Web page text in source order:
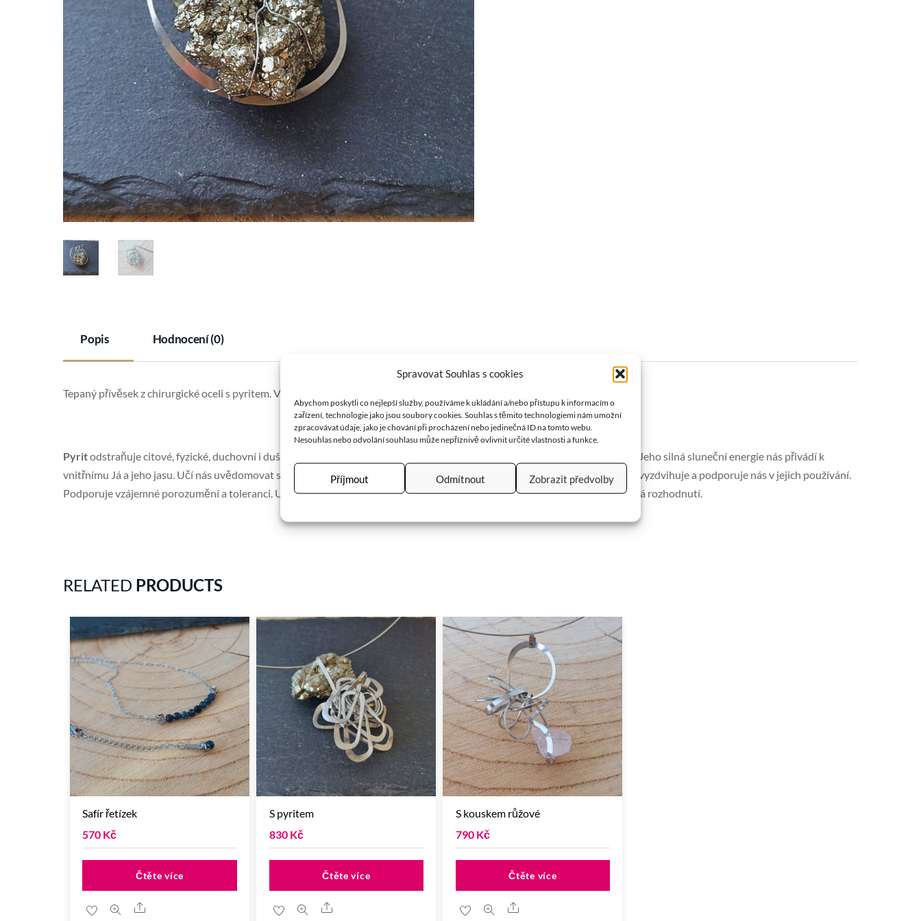
Spravovat Souhlas s cookies
Abychom poskytli co nejlepší služby, používáme k ukládání a/nebo přístupu k informacím o
zařízení, technologie jako jsou soubory cookies. Souhlas s těmito technologiemi nám umožní
zpracovávat údaje, jako je chování při procházení nebo jedinečná ID na tomto webu.
Nesouhlas nebo odvolání souhlasu může nepříznivě ovlivnit určité vlastnosti a funkce.
Příjmout Odmítnout Zobrazit předvolby
Popis Hodnocení (0)
Tepaný přívěsek z chirurgické oceli s pyritem. Velikost přívěsku je cca 5×4 cm. Ocelová obruč je součástí.
Pyritodstraňuje citové, fyzické, duchovní i duševní blokády. Působí jako terapeut, který nám vždy ukáže tu světlou stránku. Jeho silná sluneční energie nás přivádí k
vnitřnímu Já a jeho jasu. Učí nás uvědomovat si i stinné stránky našeho charakteru a integrovat je. Ty dobré stránky naopak vyzdvihuje a podporuje nás v jejich používání.
Podporuje vzájemné porozumění a toleranci. Utišuje nervozitu a koriguje nečekané změny nálad. Pomáhá nám dělat správná rozhodnutí.
RELATED PRODUCTS
Safír řetízek
570 Kč
Čtěte více
Share
S pyritem
830 Kč
Čtěte více
Share
S kouskem růžové
790 Kč
Čtěte více
Share